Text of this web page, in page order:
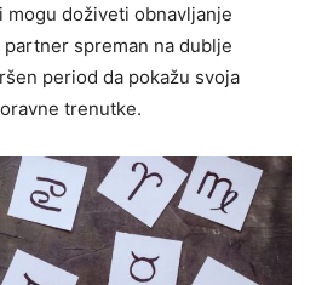
mogu doživeti obnavljanje
spreman na dublje
period da pokažu svoja
trenutke.